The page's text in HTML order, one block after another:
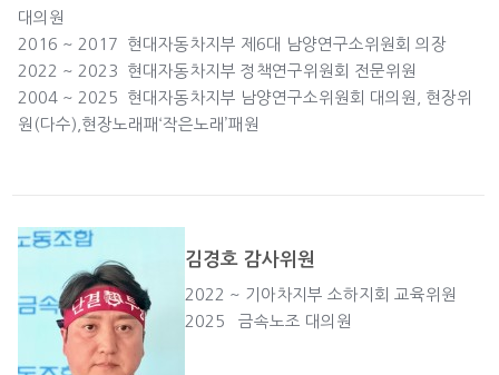
대의원
2016 ~ 2017 현대자동차지부 제6대 남양연구소위원회 의장
2022 ~ 2023 현대자동차지부 정책연구위원회 전문위원
2004 ~ 2025 현대자동차지부 남양연구소위원회 대의원, 현장위
원(다수),현장노래패‘작은노래’패원
김경호 감사위원
2022 ~ 기아차지부 소하지회 교육위원
2025 금속노조 대의원